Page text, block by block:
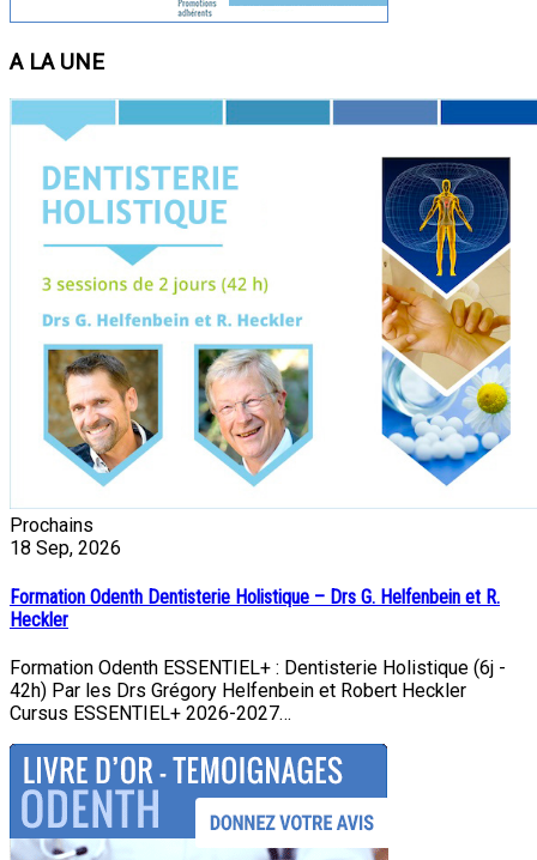
A LA UNE
Prochains
18 Sep, 2026
Formation Odenth Dentisterie Holistique – Drs G. Helfenbein et R.
Heckler
Formation Odenth ESSENTIEL+ : Dentisterie Holistique (6j -
42h) Par les Drs Grégory Helfenbein et Robert Heckler
Cursus ESSENTIEL+ 2026-2027…